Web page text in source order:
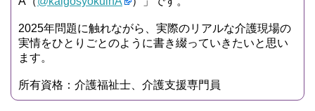
2025年問題に触れながら、実際のリアルな介護現場の
実情をひとりごとのように書き綴っていきたいと思い
ます。
所有資格：介護福祉士、介護支援専門員